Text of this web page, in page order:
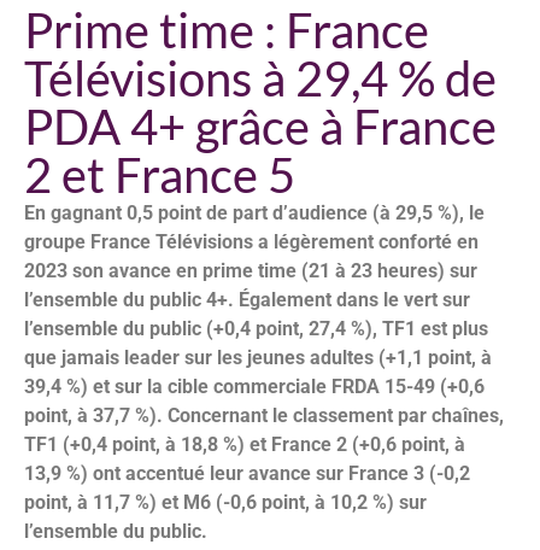
Prime time : France
Télévisions à 29,4 % de
PDA 4+ grâce à France
2 et France 5
En gagnant 0,5 point de part d’audience (à 29,5 %), le
groupe France Télévisions a légèrement conforté en
2023 son avance en prime time (21 à 23 heures) sur
l’ensemble du public 4+. Également dans le vert sur
l’ensemble du public (+0,4 point, 27,4 %), TF1 est plus
que jamais leader sur les jeunes adultes (+1,1 point, à
39,4 %) et sur la cible commerciale FRDA 15-49 (+0,6
point, à 37,7 %). Concernant le classement par chaînes,
TF1 (+0,4 point, à 18,8 %) et France 2 (+0,6 point, à
13,9 %) ont accentué leur avance sur France 3 (-0,2
point, à 11,7 %) et M6 (-0,6 point, à 10,2 %) sur
l’ensemble du public.